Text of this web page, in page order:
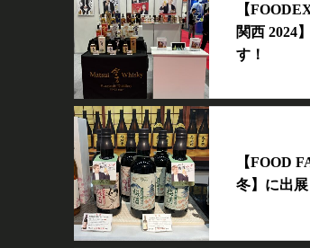
【
関西 2024
す！
【FOOD
冬】に出展